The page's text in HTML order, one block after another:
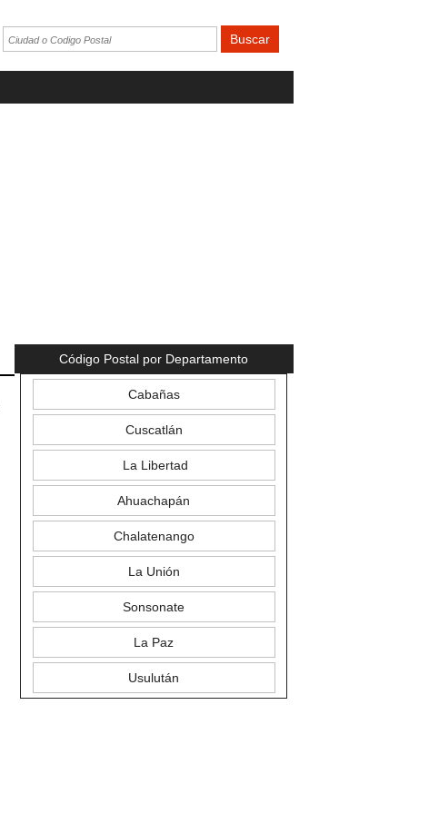
Código Postal por Departamento
Cabañas
Cuscatlán
La Libertad
Ahuachapán
Chalatenango
La Unión
Sonsonate
La Paz
Usulután